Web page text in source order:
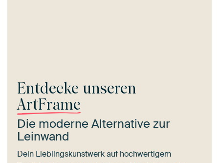
Entdecke unseren
ArtFrame
Die moderne Alternative zur
Leinwand
Dein Lieblingskunstwerk auf hochwertigem